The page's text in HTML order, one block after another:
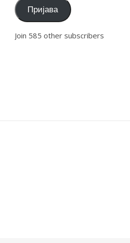
Пријава
Join 585 other subscribers